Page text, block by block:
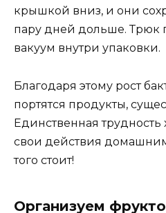
крышкой вниз, и они
пару дней дольше. Трюк
вакуум внутри упаковки.
Благодаря этому рост
портятся продукты,
Единственная
свои действия
того стоит!
Организуем